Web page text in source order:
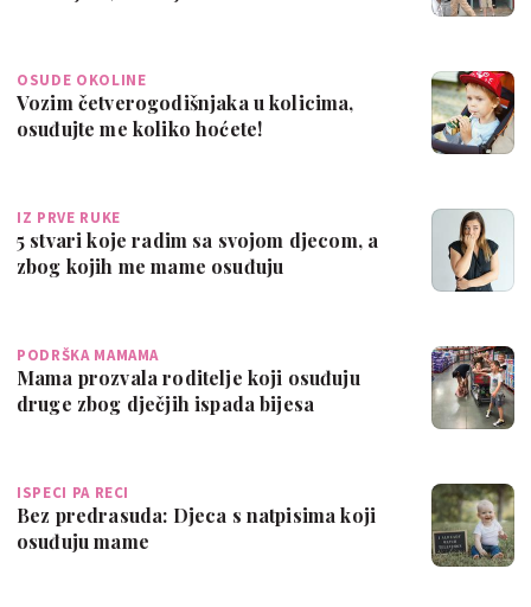
OSUDE OKOLINE
Vozim četverogodišnjaka u kolicima,
osuđujte me koliko hoćete!
IZ PRVE RUKE
5 stvari koje radim sa svojom djecom, a
zbog kojih me mame osuđuju
PODRŠKA MAMAMA
Mama prozvala roditelje koji osuđuju
druge zbog dječjih ispada bijesa
ISPECI PA RECI
Bez predrasuda: Djeca s natpisima koji
osuđuju mame